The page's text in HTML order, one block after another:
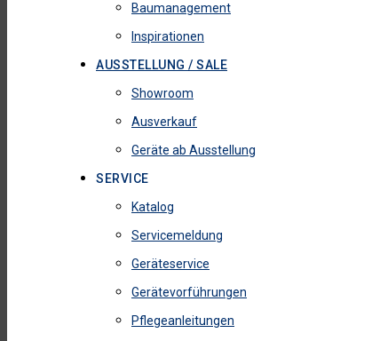
Baumanagement
Inspirationen
AUSSTELLUNG / SALE
Showroom
Ausverkauf
Geräte ab Ausstellung
SERVICE
Katalog
Servicemeldung
Geräteservice
Gerätevorführungen
Pflegeanleitungen